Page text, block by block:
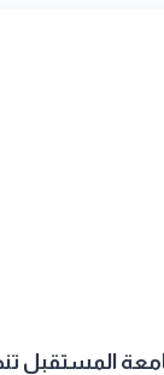
المستقبل